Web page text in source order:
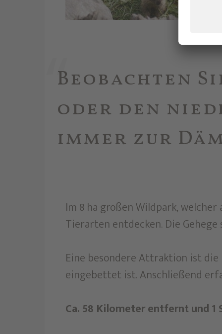
Beobachten
oder den
immer zur
Im 8 ha großen Wildpark,
Tierarten entdecken. Die
Eine besondere Attraktion ist
eingebettet ist. Anschließend
Ca. 58 Kilometer entfernt und